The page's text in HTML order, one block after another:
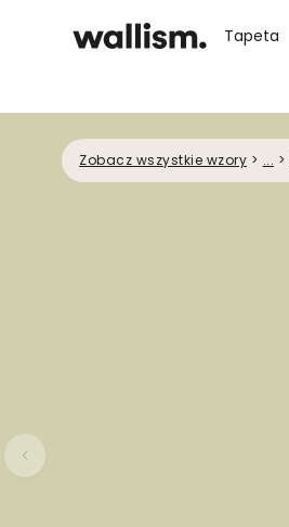
Tapeta
Zobacz wszystkie wzory > ... >